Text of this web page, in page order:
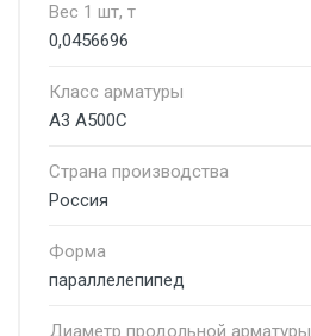
Вес 1 шт, т
0,0456696
Класс арматуры
А3 А500С
Страна производства
Россия
Форма
параллелепипед
Диаметр продольной арматуры